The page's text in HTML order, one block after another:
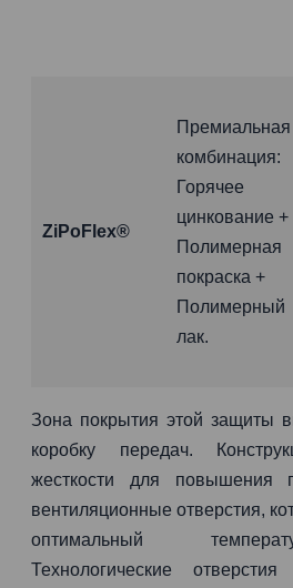
ZiPoFlex®
Премиальная
комбинация:
Горячее
цинкование +
Полимерная
покраска +
Полимерный
лак.
Зона покрытия этой защиты
коробку передач.
жесткости для повышения
вентиляционные отверстия,
оптимальный
Технологические